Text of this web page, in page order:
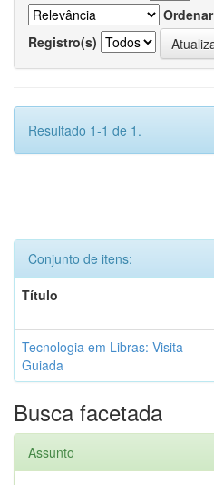
Ordenar
Registro(s)
Resultado 1-1 de 1.
Conjunto de itens:
Título
Tecnologia em Libras: Visita
Guiada
Busca facetada
Assunto